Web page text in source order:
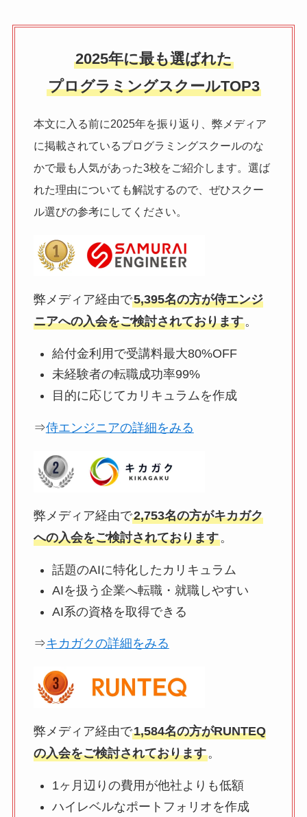
2025年に最も選ばれた
プログラミングスクールTOP3
本文に入る前に2025年を振り返り、弊メディア
に掲載されているプログラミングスクールのな
かで最も人気があった3校をご紹介します。選ば
れた理由についても解説するので、ぜひスクー
ル選びの参考にしてください。
弊メディア経由で5,395名の方が侍エンジ
ニアへの入会をご検討されております。
給付金利用で受講料最大80%OFF
未経験者の転職成功率99%
目的に応じてカリキュラムを作成
⇒侍エンジニアの詳細をみる
弊メディア経由で2,753名の方がキカガク
への入会をご検討されております。
話題のAIに特化したカリキュラム
AIを扱う企業へ転職・就職しやすい
AI系の資格を取得できる
⇒キカガクの詳細をみる
弊メディア経由で1,584名の方がRUNTEQ
の入会をご検討されております。
1ヶ月辺りの費用が他社よりも低額
ハイレベルなポートフォリオを作成